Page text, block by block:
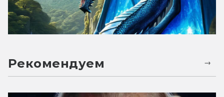
Рекомендуем